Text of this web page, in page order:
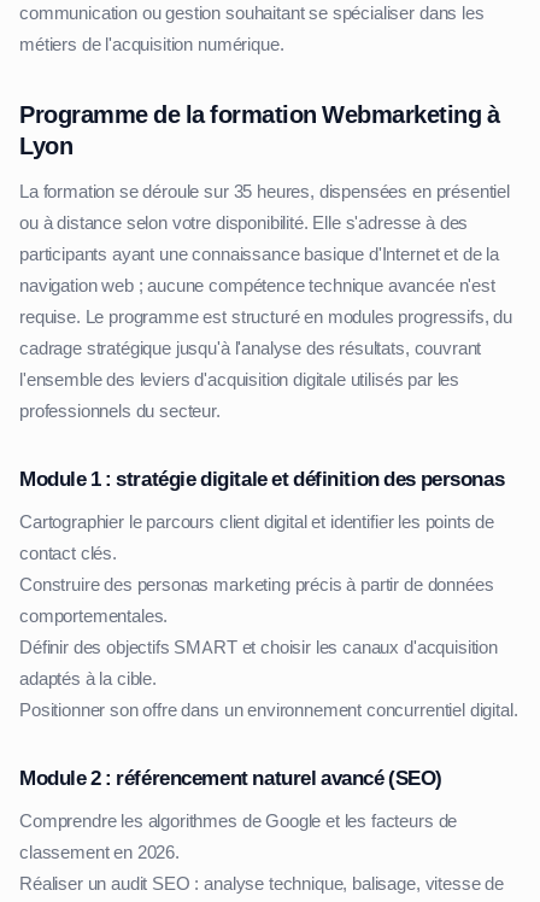
communication ou gestion souhaitant se spécialiser dans les
métiers de l'acquisition numérique.
Programme de la formation Webmarketing à
Lyon
La formation se déroule sur 35 heures, dispensées en présentiel
ou à distance selon votre disponibilité. Elle s'adresse à des
participants ayant une connaissance basique d'Internet et de la
navigation web ; aucune compétence technique avancée n'est
requise. Le programme est structuré en modules progressifs, du
cadrage stratégique jusqu'à l'analyse des résultats, couvrant
l'ensemble des leviers d'acquisition digitale utilisés par les
professionnels du secteur.
Module 1 : stratégie digitale et définition des personas
Cartographier le parcours client digital et identifier les points de
contact clés.
Construire des personas marketing précis à partir de données
comportementales.
Définir des objectifs SMART et choisir les canaux d'acquisition
adaptés à la cible.
Positionner son offre dans un environnement concurrentiel digital.
Module 2 : référencement naturel avancé (SEO)
Comprendre les algorithmes de Google et les facteurs de
classement en 2026.
Réaliser un audit SEO : analyse technique, balisage, vitesse de